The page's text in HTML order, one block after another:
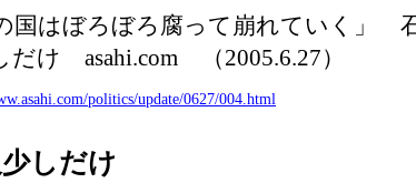
国はぼろぼろ腐って崩れていく」
だけ asahi.com （2005.6.27）
politics/update/0627/004.html
しだけ